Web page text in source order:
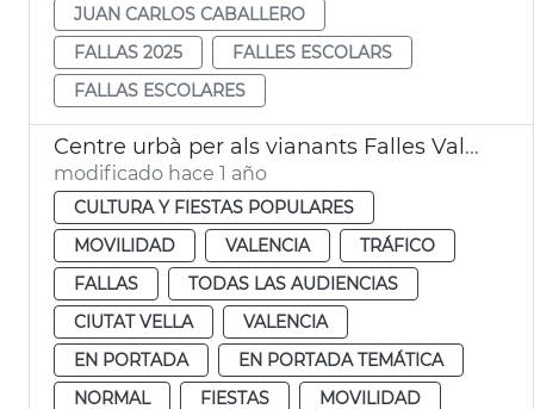
JUAN CARLOS CABALLERO
FALLAS 2025
FALLES ESCOLARS
FALLAS ESCOLARES
Centre urbà per als vianants Falles València 2025
modificado hace 1 año
CULTURA Y FIESTAS POPULARES
MOVILIDAD
VALENCIA
TRÁFICO
FALLAS
TODAS LAS AUDIENCIAS
CIUTAT VELLA
VALENCIA
EN PORTADA
EN PORTADA TEMÁTICA
NORMAL
FIESTAS
MOVILIDAD